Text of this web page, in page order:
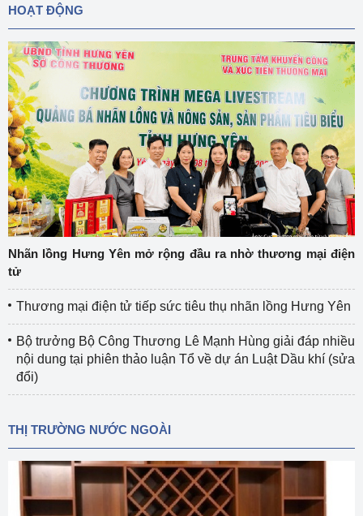
HOẠT ĐỘNG
Nhãn lồng Hưng Yên mở rộng đầu ra nhờ thương mại điện
tử
Thương mại điện tử tiếp sức tiêu thụ nhãn lồng Hưng Yên
Bộ trưởng Bộ Công Thương Lê Mạnh Hùng giải đáp nhiều
nội dung tại phiên thảo luận Tổ về dự án Luật Dầu khí (sửa
đổi)
THỊ TRƯỜNG NƯỚC NGOÀI